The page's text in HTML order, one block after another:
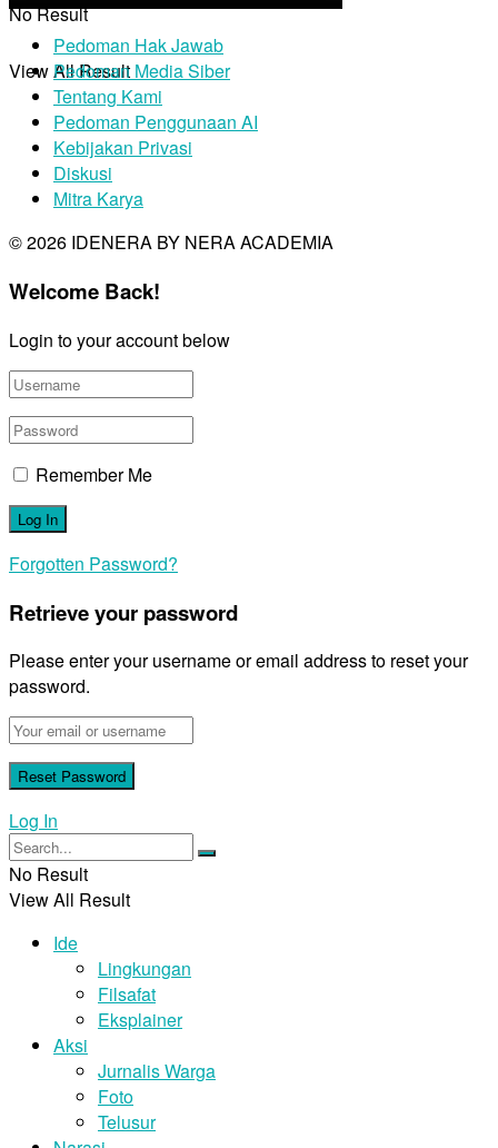
No Result
View All Result
Pedoman Hak Jawab
Pedoman Media Siber
Tentang Kami
Pedoman Penggunaan AI
Kebijakan Privasi
Diskusi
Mitra Karya
© 2026 IDENERA BY NERA ACADEMIA
Welcome Back!
Login to your account below
Remember Me
Forgotten Password?
Retrieve your password
Please enter your username or email address to reset your
password.
Log In
No Result
View All Result
Ide
Lingkungan
Filsafat
Eksplainer
Aksi
Jurnalis Warga
Foto
Telusur